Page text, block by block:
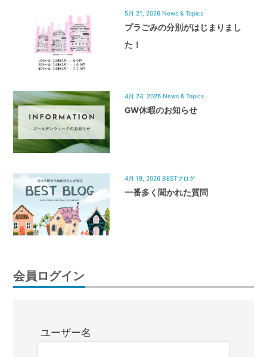
5月 21, 2026 News & Topics
プラごみの分別がはじまりまし
た！
4月 24, 2026 News & Topics
GW休暇のお知らせ
4月 19, 2026 BESTブログ
一番多く聞かれた質問
会員ログイン
ユーザー名